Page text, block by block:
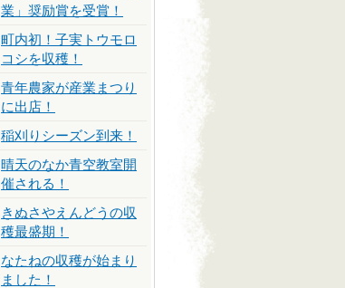
業」奨励賞を受賞！
町内初！子実トウモロ
コシを収穫！
青年農家が産業まつり
に出店！
稲刈りシーズン到来！
晴天のなか青空教室開
催される！
きぬさやえんどうの収
穫最盛期！
なたねの収穫が始まり
ました！